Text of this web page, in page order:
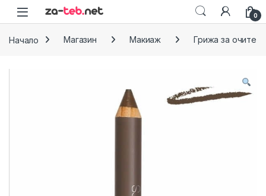
Skip to navigation
Skip to content
0
Начало Магазин Макиаж Грижа за очите